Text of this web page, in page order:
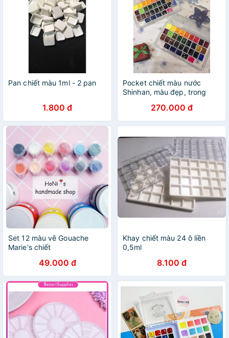
Pan chiết màu 1ml - 2 pan
1.800 đ
Pocket chiết màu nước
Shinhan, màu đẹp, trong
270.000 đ
Set 12 màu vẽ Gouache
Marie's chiết
49.000 đ
Khay chiết màu 24 ô liền
0,5ml
8.100 đ